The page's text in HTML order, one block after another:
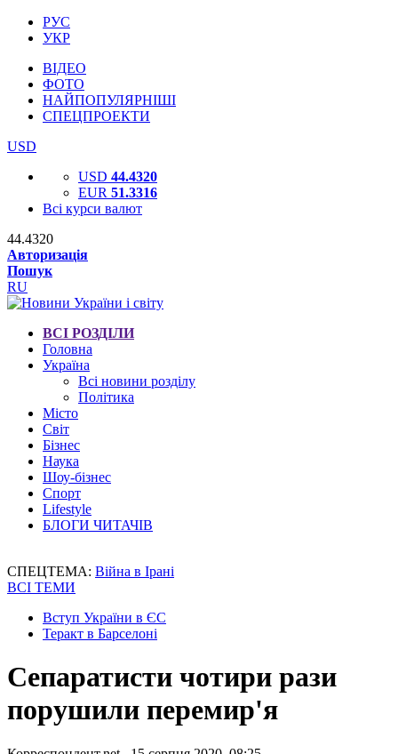
РУС
УКР
ВІДЕО
ФОТО
НАЙПОПУЛЯРНІШІ
СПЕЦПРОЕКТИ
USD
USD 44.4320
EUR 51.3316
Всі курси валют
44.4320
Авторизація
Пошук
RU
ВСІ РОЗДІЛИ
Головна
Україна
Всі новини розділу
Політика
Місто
Світ
Бізнес
Наука
Шоу-бізнес
Спорт
Lifestyle
БЛОГИ ЧИТАЧІВ
СПЕЦТЕМА: Війна в Ірані
ВСІ ТЕМИ
Вступ України в ЄС
Теракт в Барселоні
Сепаратисти чотири рази
порушили перемир'я